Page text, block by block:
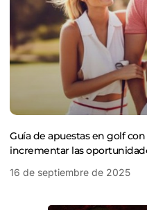
Guía de apuestas en golf
incrementar las
16 de septiembre de 2025